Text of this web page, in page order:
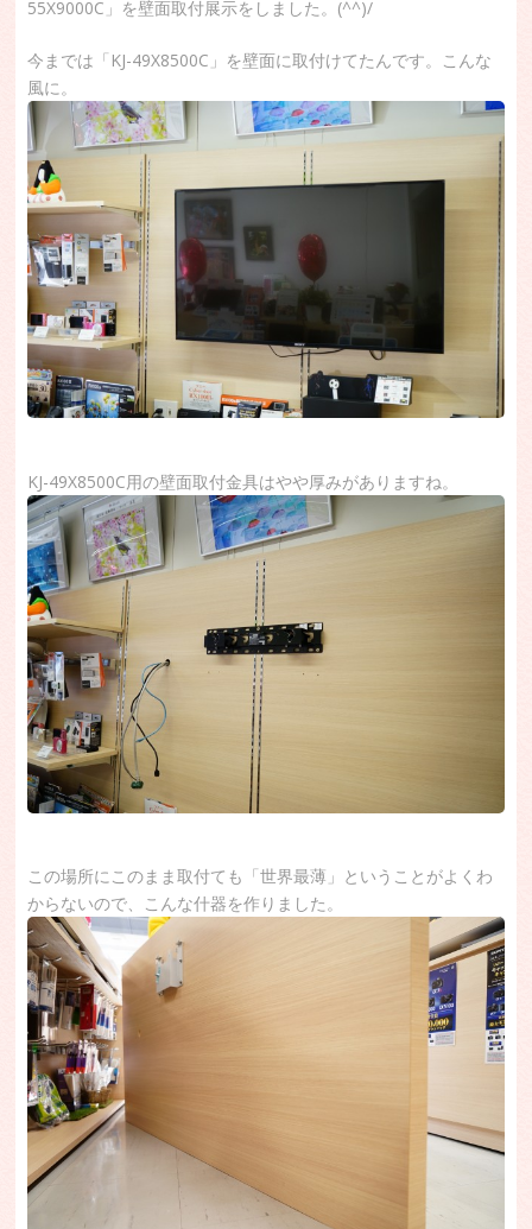
55X9000C」を壁面取付展示をしました。(^^)/
今までは「KJ-49X8500C」を壁面に取付けてたんです。こんな
風に。
KJ-49X8500C用の壁面取付金具はやや厚みがありますね。
この場所にこのまま取付ても「世界最薄」ということがよくわ
からないので、こんな什器を作りました。